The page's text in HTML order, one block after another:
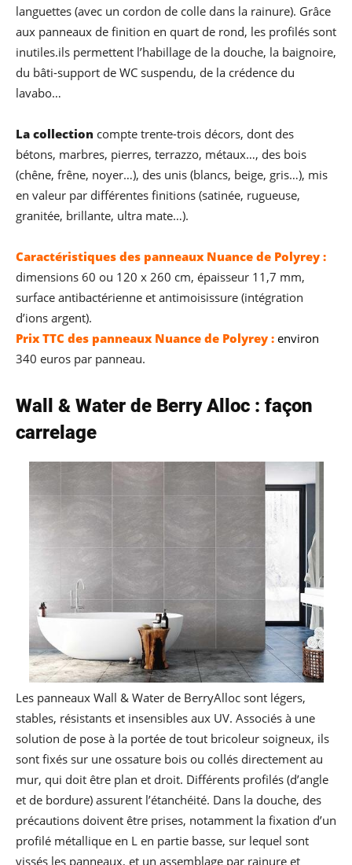
languettes (avec un cordon de colle dans la rainure). Grâce
aux panneaux de finition en quart de rond, les profilés sont
inutiles.ils permettent l’habillage de la douche, la baignoire,
du bâti-support de WC suspendu, de la crédence du
lavabo…
La collection compte trente-trois décors, dont des
bétons, marbres, pierres, terrazzo, métaux…, des bois
(chêne, frêne, noyer…), des unis (blancs, beige, gris…), mis
en valeur par différentes finitions (satinée, rugueuse,
granitée, brillante, ultra mate…).
Caractéristiques des panneaux Nuance de Polyrey :
dimensions 60 ou 120 x 260 cm, épaisseur 11,7 mm,
surface antibactérienne et antimoisissure (intégration
d’ions argent).
Prix TTC des panneaux Nuance de Polyrey : environ
340 euros par panneau.
Wall & Water de Berry Alloc : façon
carrelage
Les panneaux Wall & Water de BerryAlloc sont légers,
stables, résistants et insensibles aux UV. Associés à une
solution de pose à la portée de tout bricoleur soigneux, ils
sont fixés sur une ossature bois ou collés directement au
mur, qui doit être plan et droit. Différents profilés (d’angle
et de bordure) assurent l’étanchéité. Dans la douche, des
précautions doivent être prises, notamment la fixation d’un
profilé métallique en L en partie basse, sur lequel sont
vissés les panneaux, et un assemblage par rainure et